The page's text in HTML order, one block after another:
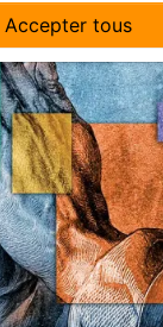
Accepter tous